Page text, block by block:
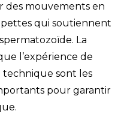
des mouvements en
qui soutiennent
La
l’expérience de
technique sont les
pour garantir